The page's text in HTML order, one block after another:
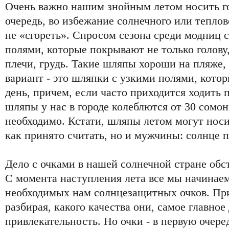
Очень важно нашим знойным летом носить
очередь, во избежание солнечного или
не «сгореть». Спросом сезона среди
полями, которые покрывают не только
плечи, грудь. Такие шляпы хороши на пляже,
вариант - это шляпки с узкими полями,
день, причем, если часто приходится
шляпы у нас в городе колеблются от 30
необходимо. Кстати, шляпы летом могут
как принято считать, но и мужчины: солнце
Дело с очками в нашей солнечной стране
С момента наступления лета все мы
необходимых нам солнцезащитных очков.
разбирая, какого качества они, самое
привлекательность. Но очки - в первую